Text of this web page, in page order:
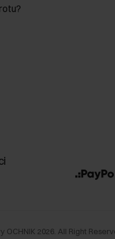
OCHNIK 2026 . All Right